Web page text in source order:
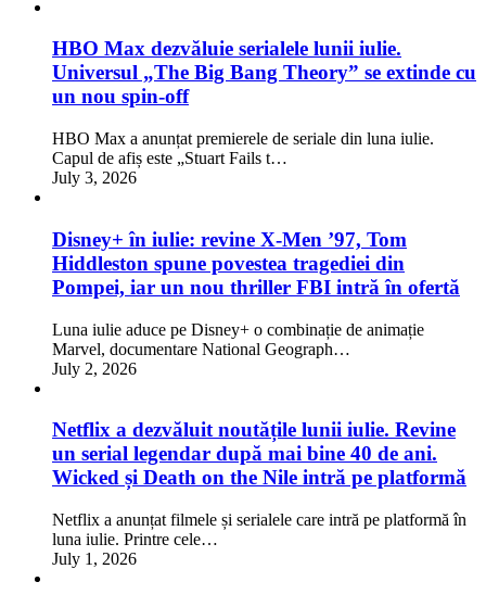
HBO Max dezvăluie serialele lunii iulie.
Universul „The Big Bang Theory” se extinde cu
un nou spin-off
HBO Max a anunțat premierele de seriale din luna iulie.
Capul de afiș este „Stuart Fails t…
July 3, 2026
Disney+ în iulie: revine X-Men ’97, Tom
Hiddleston spune povestea tragediei din
Pompei, iar un nou thriller FBI intră în ofertă
Luna iulie aduce pe Disney+ o combinație de animație
Marvel, documentare National Geograph…
July 2, 2026
Netflix a dezvăluit noutățile lunii iulie. Revine
un serial legendar după mai bine 40 de ani.
Wicked și Death on the Nile intră pe platformă
Netflix a anunțat filmele și serialele care intră pe platformă în
luna iulie. Printre cele…
July 1, 2026